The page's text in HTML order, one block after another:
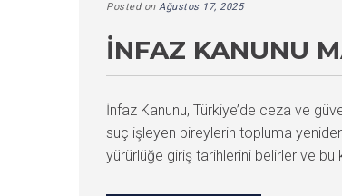
Posted on Ağustos 17, 2025
İNFAZ KANUNU
İnfaz Kanunu, Türkiye’de ceza ve
suç işleyen bireylerin topluma
yürürlüğe giriş tarihlerini belirler ve bu